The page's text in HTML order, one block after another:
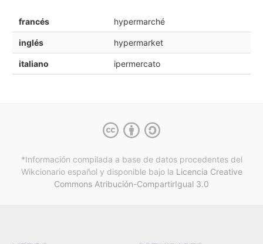
francés hypermarché
inglés hypermarket
italiano ipermercato
*Información compilada a base de datos procedentes del
Wikcionario español y disponible bajo la Licencia Creative
Commons Atribución-CompartirIgual 3.0